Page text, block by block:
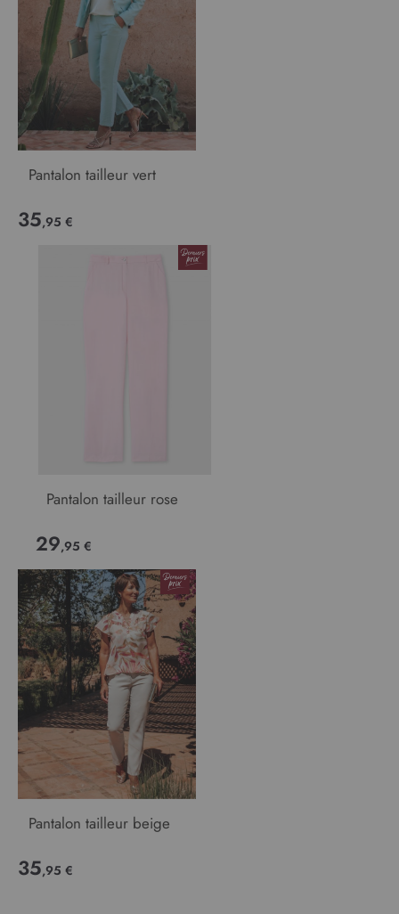
Pantalon tailleur vert
35,95 €
Pantalon tailleur rose
29,95 €
Pantalon tailleur beige
35,95 €